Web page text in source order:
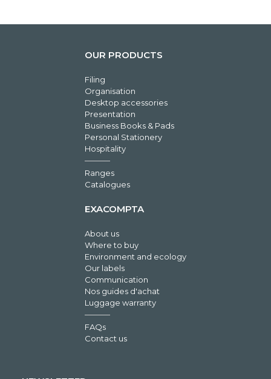
OUR PRODUCTS
Filing
Organisation
Desktop accessories
Presentation
Business Books & Pads
Personal Stationery
Hospitality
Ranges
Catalogues
EXACOMPTA
About us
Where to buy
Environment and ecology
Our labels
Communication
Nos guides d'achat
Luggage warranty
FAQs
Contact us